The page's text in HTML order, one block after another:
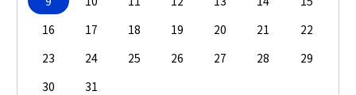
16
17 18 19 20 21
22
23
24 25 26 27 28
29
30
31